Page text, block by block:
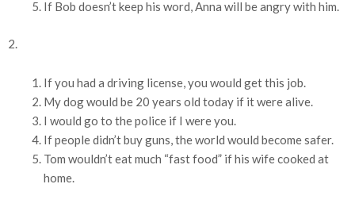
If Bob doesn’t keep his word, Anna will be angry with him.
2.
If you had a driving license, you would get this job.
My dog would be 20 years old today if it were alive.
I would go to the police if I were you.
If people didn’t buy guns, the world would become safer.
Tom wouldn’t eat much “fast food” if his wife cooked at
home.